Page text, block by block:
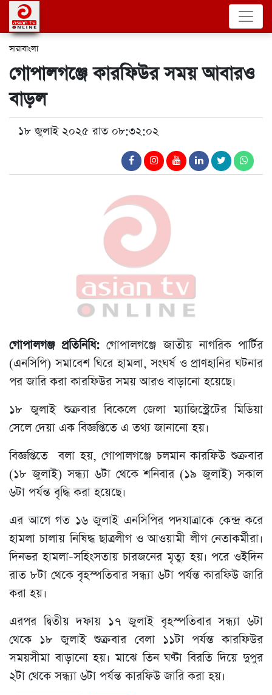
সারাবাংলা
গোপালগঞ্জে কারফিউর সময় আবারও
বাড়ল
১৮ জুলাই ২০২৫ রাত ০৮:৩২:০২
গোপালগঞ্জ প্রতিনিধি:গোপালগঞ্জে জাতীয় নাগরিক পার্টির
(এনসিপি) সমাবেশ ঘিরে হামলা, সংঘর্ষ ও প্রাণহানির ঘটনার
পর জারি করা কারফিউর সময় আরও বাড়ানো হয়েছে।
১৮ জুলাই শুক্রবার বিকেলে জেলা ম্যাজিস্ট্রেটের মিডিয়া
সেলে দেয়া এক বিজ্ঞপ্তিতে এ তথ্য জানানো হয়।
বিজ্ঞপ্তিতে বলা হয়, গোপালগঞ্জে চলমান কারফিউ শুক্রবার
(১৮ জুলাই) সন্ধ্যা ৬টা থেকে শনিবার (১৯ জুলাই) সকাল
৬টা পর্যন্ত বৃদ্ধি করা হয়েছে।
এর আগে গত ১৬ জুলাই এনসিপির পদযাত্রাকে কেন্দ্র করে
হামলা চালায় নিষিদ্ধ ছাত্রলীগ ও আওয়ামী লীগ নেতাকর্মীরা।
দিনভর হামলা-সহিংসতায় চারজনের মৃত্যু হয়। পরে ওইদিন
রাত ৮টা থেকে বৃহস্পতিবার সন্ধ্যা ৬টা পর্যন্ত কারফিউ জারি
করা হয়।
এরপর দ্বিতীয় দফায় ১৭ জুলাই বৃহস্পতিবার সন্ধ্যা ৬টা
থেকে ১৮ জুলাই শুক্রবার বেলা ১১টা পর্যন্ত কারফিউর
সময়সীমা বাড়ানো হয়। মাঝে তিন ঘণ্টা বিরতি দিয়ে দুপুর
২টা থেকে সন্ধ্যা ৬টা পর্যন্ত কারফিউ জারি করা হয়।